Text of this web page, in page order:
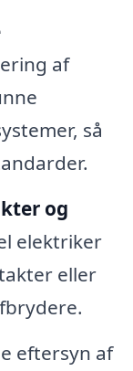
af
så
og
elektriker
eller
eftersyn af